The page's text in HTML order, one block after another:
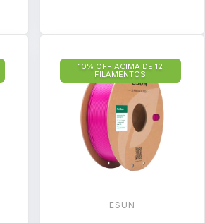
10% OFF ACIMA DE 12
FILAMENTOS
ESUN